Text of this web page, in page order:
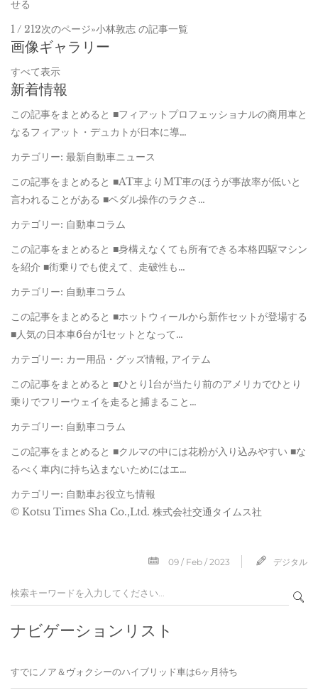
せる
1 / 212次のページ»小林敦志 の記事一覧
画像ギャラリー
すべて表示
新着情報
この記事をまとめると ■フィアットプロフェッショナルの商用車と
なるフィアット・デュカトが日本に導…
カテゴリー: 最新自動車ニュース
この記事をまとめると ■AT車よりMT車のほうが事故率が低いと
言われることがある ■ペダル操作のラクさ…
カテゴリー: 自動車コラム
この記事をまとめると ■身構えなくても所有できる本格四駆マシン
を紹介 ■街乗りでも使えて、走破性も…
カテゴリー: 自動車コラム
この記事をまとめると ■ホットウィールから新作セットが登場する
■人気の日本車6台が1セットとなって…
カテゴリー: カー用品・グッズ情報, アイテム
この記事をまとめると ■ひとり1台が当たり前のアメリカでひとり
乗りでフリーウェイを走ると捕まること…
カテゴリー: 自動車コラム
この記事をまとめると ■クルマの中には花粉が入り込みやすい ■な
るべく車内に持ち込まないためにはエ…
カテゴリー: 自動車お役立ち情報
© Kotsu Times Sha Co.,Ltd. 株式会社交通タイムス社
09 / Feb / 2023 デジタル
ナビゲーションリスト
すでにノア＆ヴォクシーのハイブリッド車は6ヶ月待ち